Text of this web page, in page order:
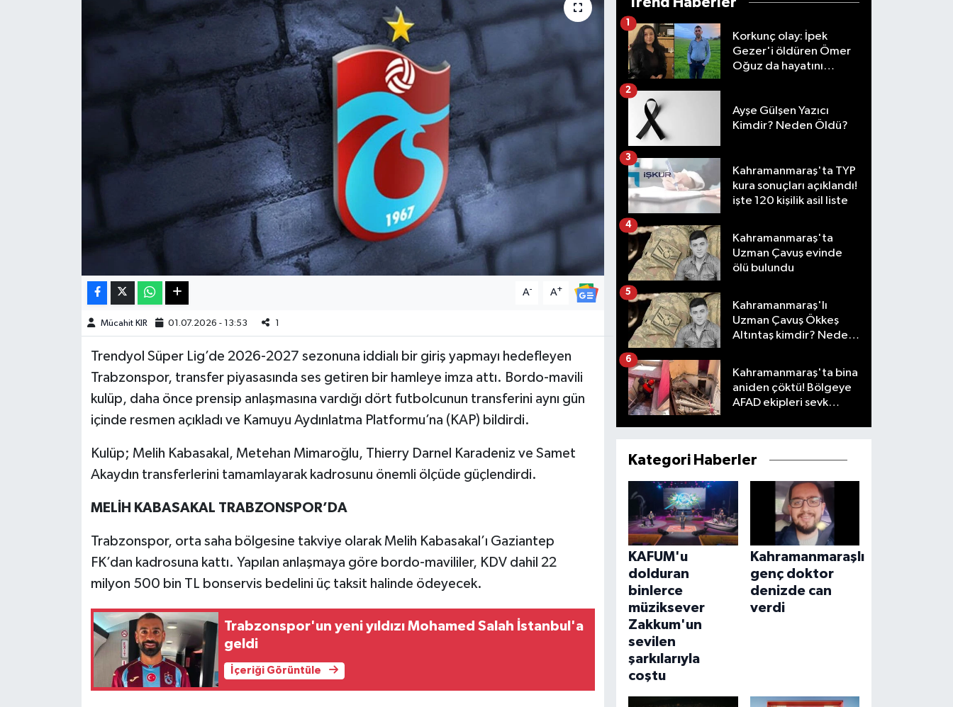
A- A+
Mücahit KIR 01.07.2026 - 13:53 1
Trendyol Süper Lig’de 2026-2027 sezonuna iddialı bir giriş yapmayı hedefleyen
Trabzonspor, transfer piyasasında ses getiren bir hamleye imza attı. Bordo-mavili
kulüp, daha önce prensip anlaşmasına vardığı dört futbolcunun transferini aynı gün
içinde resmen açıkladı ve Kamuyu Aydınlatma Platformu’na (KAP) bildirdi.
Kulüp; Melih Kabasakal, Metehan Mimaroğlu, Thierry Darnel Karadeniz ve Samet
Akaydın transferlerini tamamlayarak kadrosunu önemli ölçüde güçlendirdi.
MELİH KABASAKAL TRABZONSPOR’DA
Trabzonspor, orta saha bölgesine takviye olarak Melih Kabasakal’ı Gaziantep
FK’dan kadrosuna kattı. Yapılan anlaşmaya göre bordo-mavililer, KDV dahil 22
milyon 500 bin TL bonservis bedelini üç taksit halinde ödeyecek.
Trabzonspor'un yeni yıldızı Mohamed Salah İstanbul'a
geldi
İçeriği Görüntüle
Korkunç olay: İpek
Gezer'i öldüren Ömer
Oğuz da hayatını
1
Ayşe Gülşen Yazıcı
Kimdir? Neden Öldü?
2
Kahramanmaraş'ta TYP
kura sonuçları açıklandı!
işte 120 kişilik asil liste
3
Kahramanmaraş'ta
Uzman Çavuş evinde
ölü bulundu
4
Kahramanmaraş'lı
Uzman Çavuş Ökkeş
Altıntaş kimdir? Neden
5
Kahramanmaraş'ta bina
aniden çöktü! Bölgeye
AFAD ekipleri sevk
6
Kategori Haberler
KAFUM'u
dolduran
binlerce
müziksever
Zakkum'un
sevilen
şarkılarıyla
coştu
Kahramanmaraşlı
genç doktor
denizde can
verdi
Teknoloji
KAHRAMANMARAŞ